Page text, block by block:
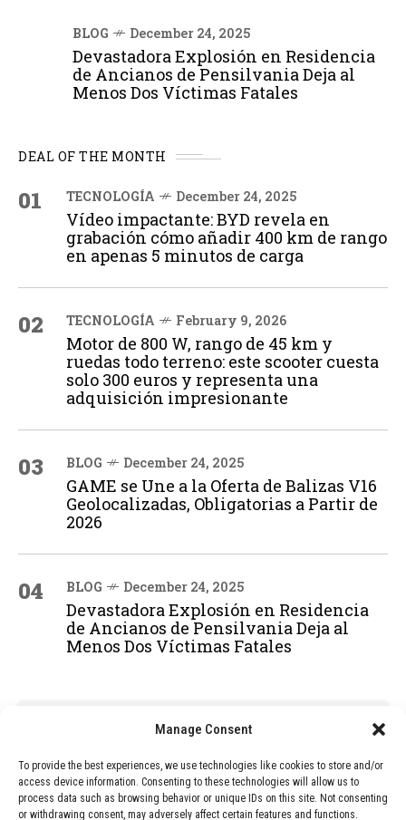
Manage Consent
To provide the best experiences, we use technologies like cookies to store and/or
access device information. Consenting to these technologies will allow us to
process data such as browsing behavior or unique IDs on this site. Not consenting
or withdrawing consent, may adversely affect certain features and functions.
BLOG December 24, 2025
Devastadora Explosión en Residencia
de Ancianos de Pensilvania Deja al
Menos Dos Víctimas Fatales
DEAL OF THE MONTH
01 TECNOLOGÍA December 24, 2025
Vídeo impactante: BYD revela en
grabación cómo añadir 400 km de rango
en apenas 5 minutos de carga
02 TECNOLOGÍA February 9, 2026
Motor de 800 W, rango de 45 km y
ruedas todo terreno: este scooter cuesta
solo 300 euros y representa una
adquisición impresionante
03 BLOG December 24, 2025
GAME se Une a la Oferta de Balizas V16
Geolocalizadas, Obligatorias a Partir de
2026
04 BLOG December 24, 2025
Devastadora Explosión en Residencia
de Ancianos de Pensilvania Deja al
Menos Dos Víctimas Fatales